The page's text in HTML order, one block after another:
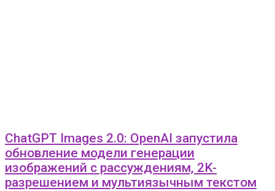
ChatGPT Images 2.0: OpenAI запустила
обновление модели генерации
изображений с рассуждениям, 2K-
разрешением и мультиязычным текстом